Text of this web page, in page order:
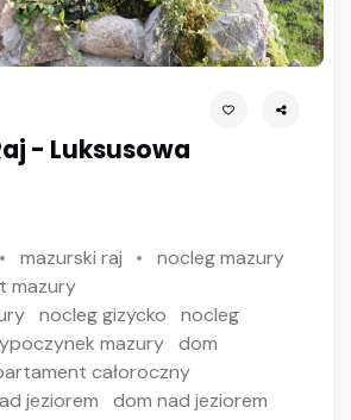
- Luksusowa
mazurski raj
nocleg mazury
mazury
nocleg gizycko
nocleg
mazury dom
całoroczny
jeziorem
dom nad jeziorem